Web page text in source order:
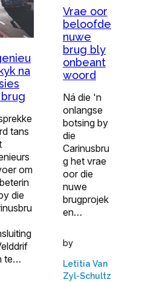
na
tans
om
die
te…
Vrae oor
beloofde
nuwe
brug bly
onbeant
woord
Ná die 'n
onlangse
botsing by
die
Carinusbru
g het vrae
oor die
nuwe
brugprojek
en…
by
Letitia Van
Zyl-Schultz